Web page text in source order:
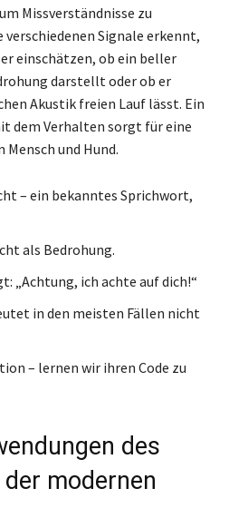
Missverständnisse zu
verschiedenen Signale erkennt,
einschätzen, ob ein beller
darstellt oder ob er
Akustik freien Lauf lässt. Ein
dem Verhalten sorgt für eine
und Hund.
– ein bekanntes Sprichwort,
als Bedrohung.
„Achtung, ich achte auf dich!“
in den meisten Fällen nicht
– lernen wir ihren Code zu
des
modernen